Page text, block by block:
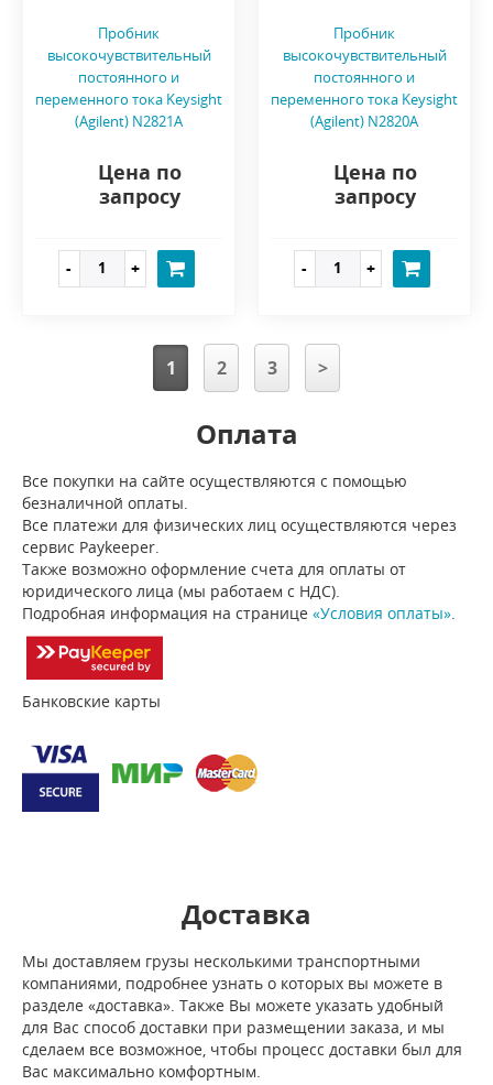
Пробник
высокочувствительный
постоянного и
переменного тока Keysight
(Agilent) N2821A
Цена по
запросу
Пробник
высокочувствительный
постоянного и
переменного тока Keysight
(Agilent) N2820A
Цена по
запросу
1 2 3 >
Оплата
Все покупки на сайте осуществляются с помощью
безналичной оплаты.
Все платежи для физических лиц осуществляются через
сервис Paykeeper.
Также возможно оформление счета для оплаты от
юридического лица (мы работаем с НДС).
Подробная информация на странице «Условия оплаты»
Банковские карты
Доставка
Мы доставляем грузы несколькими транспортными
компаниями, подробнее узнать о которых вы можете в
разделе «доставка». Также Вы можете указать удобный
для Вас способ доставки при размещении заказа, и мы
сделаем все возможное, чтобы процесс доставки был для
Вас максимально комфортным.